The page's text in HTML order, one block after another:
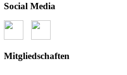
Social Media
Mitgliedschaften